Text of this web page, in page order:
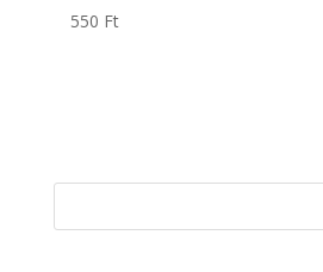
550 Ft